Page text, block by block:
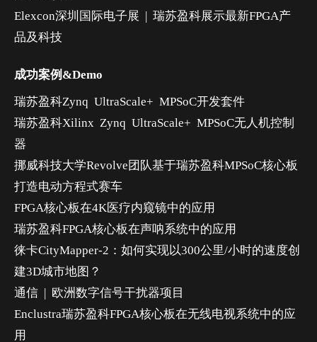
Elexcon深圳国际电子展 | 瑞苏盈科展示最新FPGA产
品及科技
成功案例&Demo
瑞苏盈科Zynq UltraScale+ MPSoC开发套件
瑞苏盈科Xilinx Zynq UltraScale+ MPSoC无人机控制
器
挪威科技大学Revolve团队基于瑞苏盈科MPSoC核心板
打造电动方程式赛车
FPGA核心板在4K医疗内窥镜中的应用
瑞苏盈科FPGA核心板在声呐系统中的应用
徕卡CityMapper-2：如何实现以300公里/小时的速度创
建3D城市地图？
通信 | 欧洲数字信号干扰器项目
Enclustra瑞苏盈科FPGA核心板在无线电视系统中的应
用